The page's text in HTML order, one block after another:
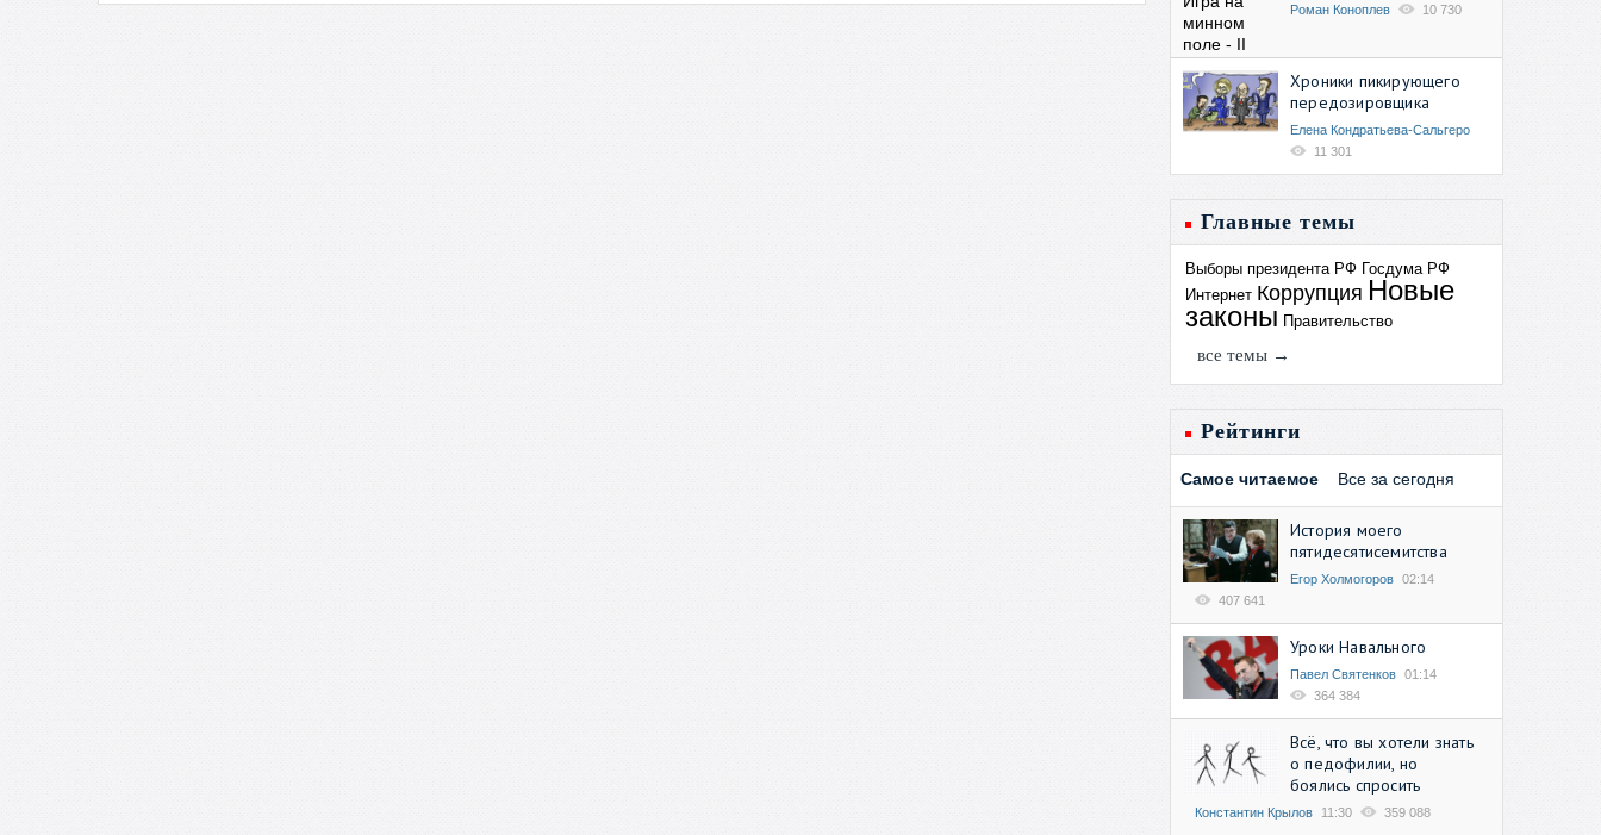
Роман Коноплев 10 730
Хроники пикирующего
передозировщика
Елена Кондратьева-Сальгеро
11 301
Главные темы
Выборы президента РФ Госдума РФ
Интернет Коррупция Новые
законы Правительство
все темы →
Рейтинги
Самое читаемое Все за сегодня
История моего
пятидесятисемитства
Егор Холмогоров 02:14
407 641
Уроки Навального
Павел Святенков 01:14
364 384
Всё, что вы хотели знать
о педофилии, но
боялись спросить
Константин Крылов 11:30 359 088